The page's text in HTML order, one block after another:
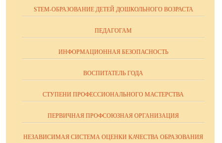
STEM-ОБРАЗОВАНИЕ ДЕТЕЙ ДОШКОЛЬНОГО ВОЗРАСТА
ПЕДАГОГАМ
ИНФОРМАЦИОННАЯ БЕЗОПАСНОСТЬ
ВОСПИТАТЕЛЬ ГОДА
СТУПЕНИ ПРОФЕССИОНАЛЬНОГО МАСТЕРСТВА
ПЕРВИЧНАЯ ПРОФСОЮЗНАЯ ОРГАНИЗАЦИЯ
НЕЗАВИСИМАЯ СИСТЕМА ОЦЕНКИ КАЧЕСТВА ОБРАЗОВАНИЯ